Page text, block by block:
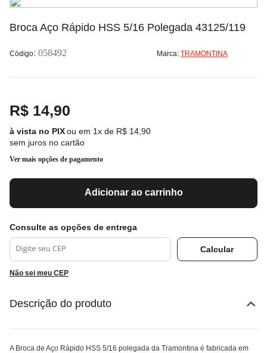
Broca Aço Rápido HSS 5/16 Polegada 43125/119
: 058492 Marca: TRAMONTINA
R$ 14,90
ou em 1x de R$ 14 90
sem juros no cartão
Ver mais opções de pagamento
Adicionar ao carrinho
Não sei meu CEP
Descrição do produto
A Broca de Aço Rápido HSS 5/16 polegada da Tramontina é fabricada em
4º 4
5º cabo pp